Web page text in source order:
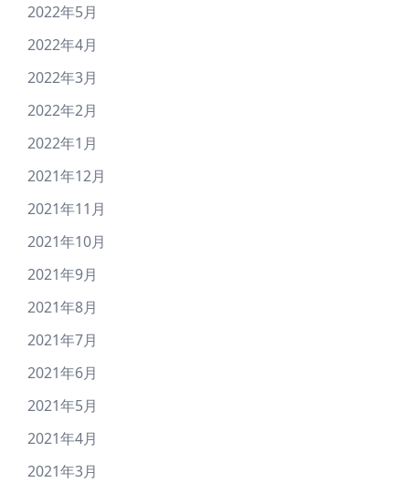
2022年5月
2022年4月
2022年3月
2022年2月
2022年1月
2021年12月
2021年11月
2021年10月
2021年9月
2021年8月
2021年7月
2021年6月
2021年5月
2021年4月
2021年3月